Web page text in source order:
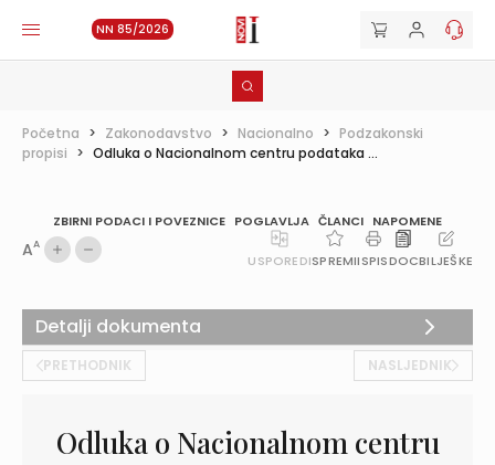
NN 85/2026
Početna > Zakonodavstvo > Nacionalno > Podzakonski
propisi > Odluka o Nacionalnom centru podataka ...
ZBIRNI PODACI I POVEZNICE POGLAVLJA ČLANCI NAPOMENE
AA
USPOREDISPREMIISPISDOCBILJEŠKE
PRETHODNIK NASLJEDNIK
Odluka o Nacionalnom centru
Detalji dokumenta